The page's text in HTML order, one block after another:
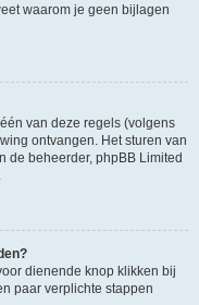
waarom je geen bijlagen
van deze regels (volgens
ontvangen. Het sturen van
de beheerder, phpBB Limited
dienende knop klikken bij
paar verplichte stappen